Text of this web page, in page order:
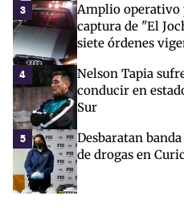
3
Amplio
captura de "El
siete órdenes
4
Nelson Tapia
conducir en
Sur
5
Desbaratan
de drogas en